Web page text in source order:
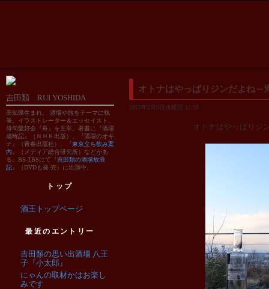
オトナはやっぱりジンだよね～
2022年2月9日水曜日 15:39
オトナはやっぱりジ
吉田類 RUI YOSHIDA
高知県生まれ。 酒場や旅をテーマに執
筆。イラストレーター＆エッセイスト、
俳句愛好会『舟』を主宰。著書に『酒場
歳時記』（ＮＨＫ出版）、『酒場のオキ
テ』（青春出版社）、『東京立ち飲み案
内 』（メディア総合研究所）などがあ
る。BS-TBSにて『吉田類の酒場放浪
記』（DVDも発 売）に出演中。
トップ
酒王トップページ
最近のエントリー
吉田類の思い出酒場 八王
子『小太郎』
にゃんの取材かはお楽し
みです